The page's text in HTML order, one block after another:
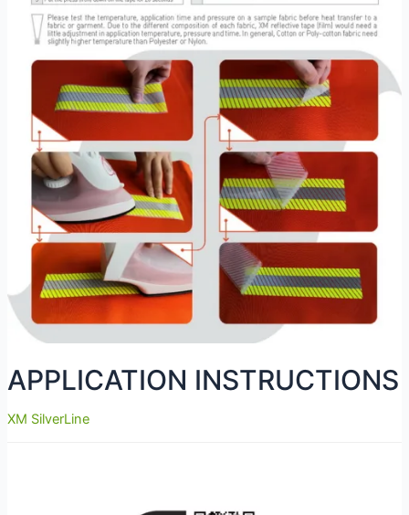
APPLICATION INSTRUCTIONS
XM SilverLine